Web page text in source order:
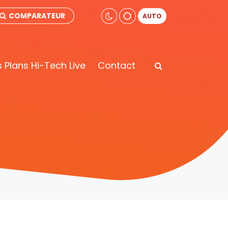
COMPARATEUR AUTO
Plans Hi-Tech Live Contact